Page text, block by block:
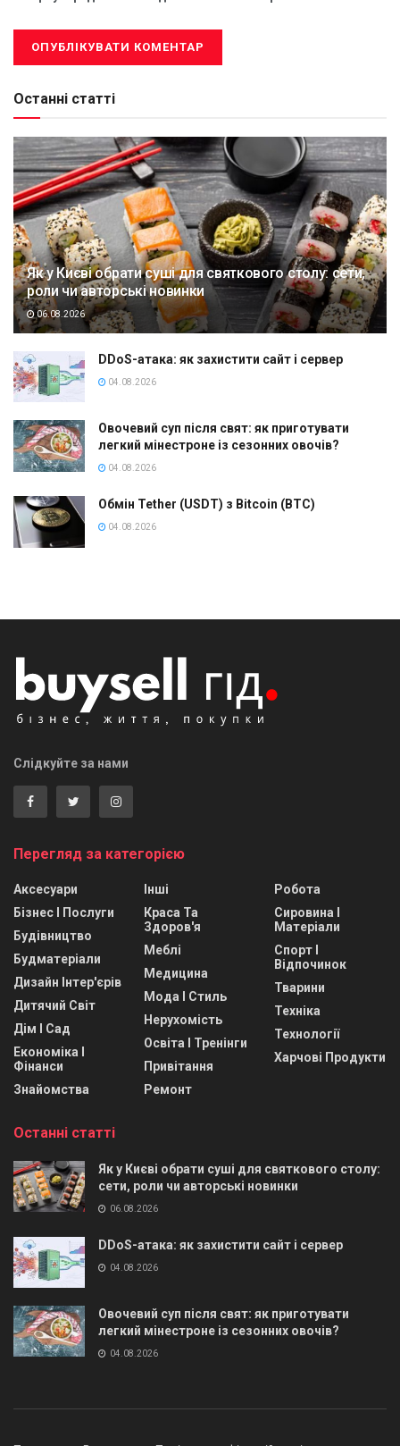
Останні статті
Як у Києві обрати суші для святкового столу: сети,
роли чи авторські новинки
06.08.2026
DDoS-атака: як захистити сайт і сервер
04.08.2026
Овочевий суп після свят: як приготувати
легкий мінестроне із сезонних овочів?
04.08.2026
Обмін Tether (USDT) з Bitcoin (BTC)
04.08.2026
Слідкуйте за нами
Перегляд за категорією
Аксесуари
Бізнес І Послуги
Будівництво
Будматеріали
Дизайн Інтер'єрів
Дитячий Світ
Дім І Сад
Економіка І
Фінанси
Знайомства
Інші
Краса Та
Здоров'я
Меблі
Медицина
Мода І Стиль
Нерухомість
Освіта І Тренінги
Привітання
Ремонт
Робота
Сировина І
Матеріали
Спорт І
Відпочинок
Тварини
Техніка
Технології
Харчові Продукти
Останні статті
Як у Києві обрати суші для святкового столу:
сети, роли чи авторські новинки
06.08.2026
DDoS-атака: як захистити сайт і сервер
04.08.2026
Овочевий суп після свят: як приготувати
легкий мінестроне із сезонних овочів?
04.08.2026